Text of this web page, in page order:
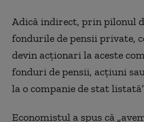
Adică indirect, prin pilonul
fondurile de pensii private,
devin acționari la aceste
fonduri de pensii, acțiuni
la o companie de stat
Economistul a spus că